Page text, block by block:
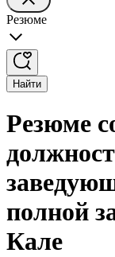
Резюме
Найти
Резюме
полной
Кале